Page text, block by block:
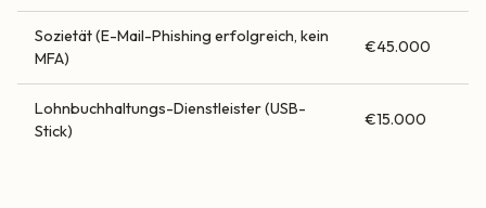
Sozietät (E-Mail-Phishing erfolgreich, kein
MFA)
€45.000
Lohnbuchhaltungs-Dienstleister (USB-
Stick)
€15.000